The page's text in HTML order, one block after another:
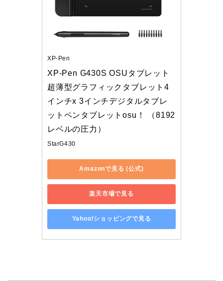
XP-Pen
XP-Pen G430S OSUタブレット
超薄型グラフィックタブレット4
インチx 3インチデジタルタブレ
ットペンタブレットosu！ （8192
レベルの圧力）
StarG430
Amazonで見る (公式)
楽天市場で見る
Yahoo!ショッピングで見る